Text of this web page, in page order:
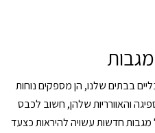
בבתים שלנו, הן מספקים נוחות
והאוורריות שלהן, חשוב לכבס
חדשות עשויה להיראות כצעד